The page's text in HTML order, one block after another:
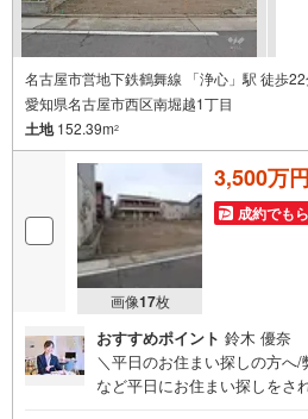
名古屋市営地下鉄鶴舞線 「浄心」駅 徒歩
愛知県名古屋市西区南堀越1丁目
土地152.39m2
画像17枚
3,500万円
成約でも
おすすめポイント 鈴木 優奈
＼平日のお住まい探しの方へ
など平日にお住まい探しをさ